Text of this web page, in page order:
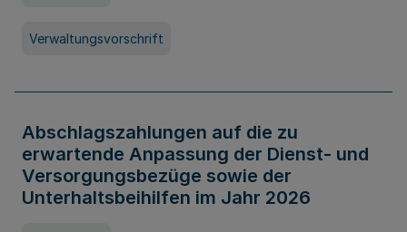
Verwaltungsvorschrift
Abschlagszahlungen auf die zu
erwartende Anpassung der Dienst- und
Versorgungsbezüge sowie der
Unterhaltsbeihilfen im Jahr 2026